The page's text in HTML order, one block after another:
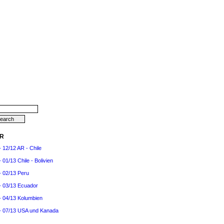
12/12 AR - Chile
01/13 Chile - Bolivien
02/13 Peru
03/13 Ecuador
04/13 Kolumbien
07/13 USA und Kanada